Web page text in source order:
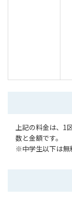
上記の料金は、1
数と金額です。
※中学生以下は無